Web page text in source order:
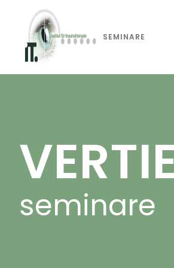
SEMINARE
seminare